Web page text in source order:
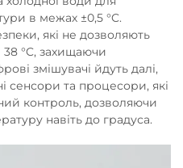
в межах ±0,5 °C.
які не дозволяють
°C, захищаючи
змішувачі йдуть далі,
сенсори та процесори, які
контроль, дозволяючи
навіть до градуса.